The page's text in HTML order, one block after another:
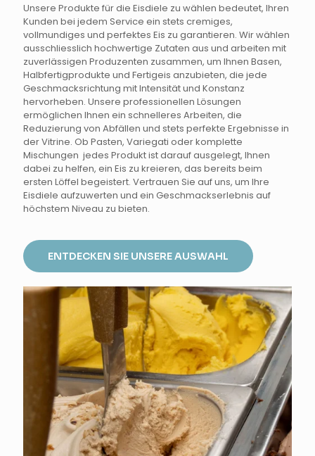
Unsere Produkte für die Eisdiele zu wählen bedeutet, Ihren
Kunden bei jedem Service ein stets cremiges,
vollmundiges und perfektes Eis zu garantieren. Wir wählen
ausschliesslich hochwertige Zutaten aus und arbeiten mit
zuverlässigen Produzenten zusammen, um Ihnen Basen,
Halbfertigprodukte und Fertigeis anzubieten, die jede
Geschmacksrichtung mit Intensität und Konstanz
hervorheben. Unsere professionellen Lösungen
ermöglichen Ihnen ein schnelleres Arbeiten, die
Reduzierung von Abfällen und stets perfekte Ergebnisse in
der Vitrine. Ob Pasten, Variegati oder komplette
Mischungen jedes Produkt ist darauf ausgelegt, Ihnen
dabei zu helfen, ein Eis zu kreieren, das bereits beim
ersten Löffel begeistert. Vertrauen Sie auf uns, um Ihre
Eisdiele aufzuwerten und ein Geschmackserlebnis auf
höchstem Niveau zu bieten.
ENTDECKEN SIE UNSERE AUSWAHL